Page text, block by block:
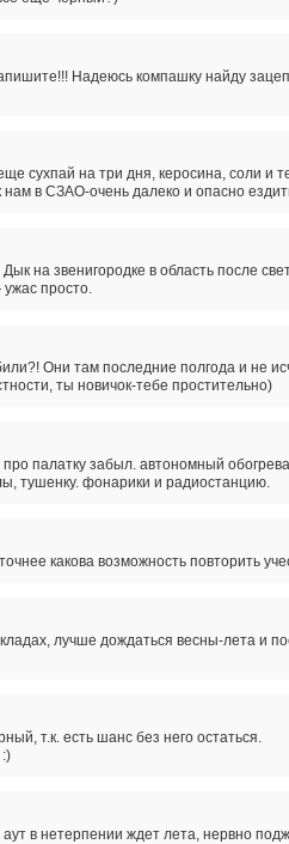
Надеюсь компашку найду
сухпай на три дня, керосина, соли
нам в СЗАО-очень далеко и опасно
Дык на звенигородке в область после
просто.
Они там последние полгода и не
ты новичок-тебе простительно)
про палатку забыл. автономный
тушенку. фонарики и радиостанцию.
какова возможность повторить
лучше дождаться весны-лета и
т.к. есть шанс без него остаться.
аут в нетерпении ждет лета, нервно